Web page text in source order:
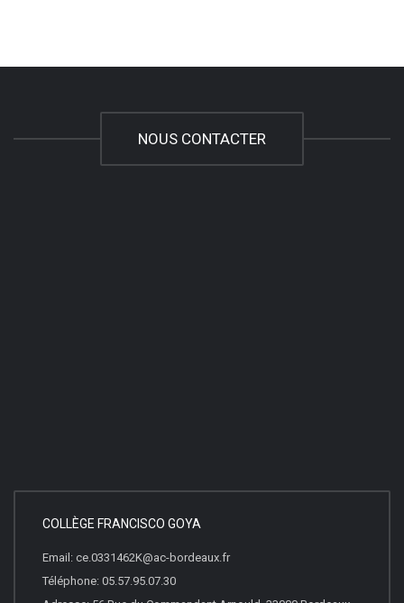
NOUS CONTACTER
COLLÈGE FRANCISCO GOYA
Email: ce.0331462K@ac-bordeaux.fr
Téléphone: 05.57.95.07.30